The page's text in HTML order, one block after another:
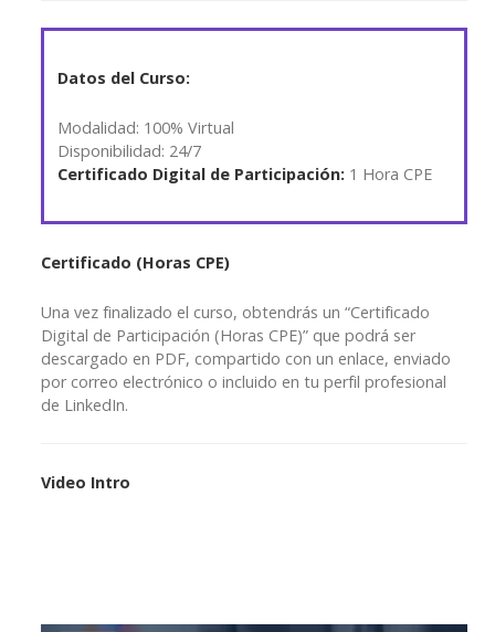
Datos del Curso:
Modalidad: 100% Virtual
Disponibilidad: 24/7
Certificado Digital de Participación: 1 Hora CPE
Certificado (Horas CPE)
Una vez finalizado el curso, obtendrás un “Certificado
Digital de Participación (Horas CPE)” que podrá ser
descargado en PDF, compartido con un enlace, enviado
por correo electrónico o incluido en tu perfil profesional
de LinkedIn.
Video Intro